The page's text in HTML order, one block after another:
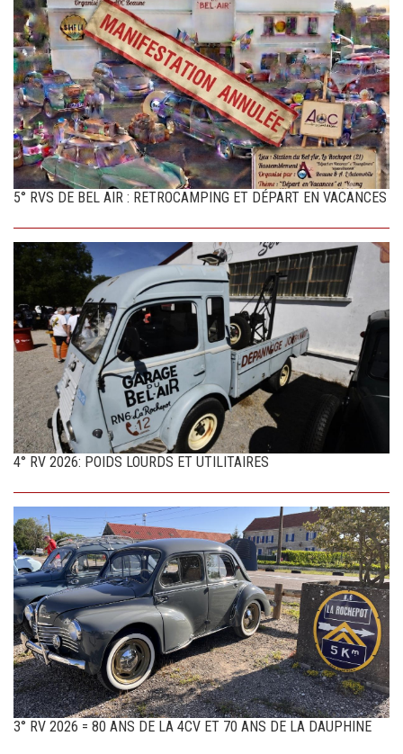
5° RVS DE BEL AIR : RETROCAMPING ET DÉPART EN VACANCES
4° RV 2026: POIDS LOURDS ET UTILITAIRES
3° RV 2026 = 80 ANS DE LA 4CV ET 70 ANS DE LA DAUPHINE